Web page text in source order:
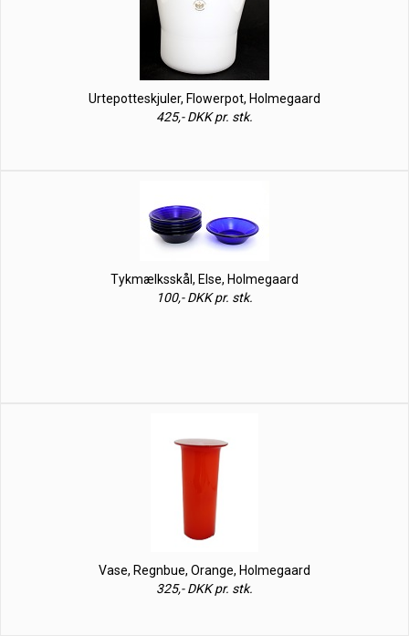
Urtepotteskjuler, Flowerpot, Holmegaard
425,- DKK pr. stk.
Tykmælksskål, Else, Holmegaard
100,- DKK pr. stk.
Vase, Regnbue, Orange, Holmegaard
325,- DKK pr. stk.